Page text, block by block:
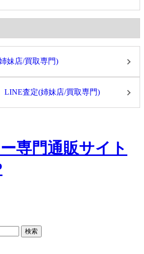
妹店/買取専門)
査定(姉妹店/買取専門)